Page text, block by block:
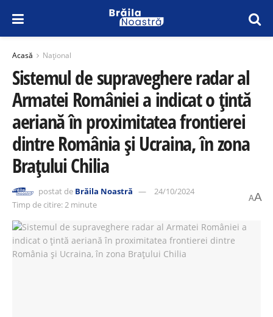
Acasă Național
Sistemul de supraveghere radar al
Armatei României a indicat o țintă
aeriană în proximitatea frontierei
dintre România și Ucraina, în zona
Brațului Chilia
postat de Brăila Noastră
24/10/2024
Timp de citire: 2 minute
AA